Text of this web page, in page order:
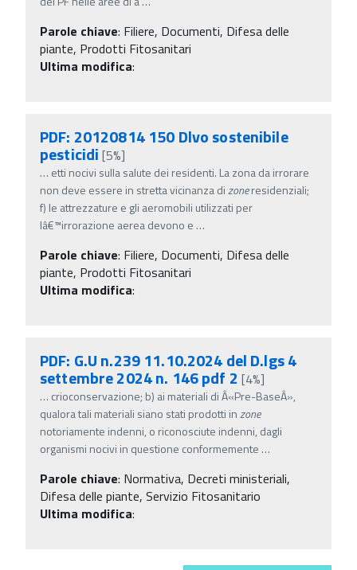
Parole chiave: Filiere, Documenti, Difesa delle
piante, Prodotti Fitosanitari
Ultima modifica:
PDF: 20120814 150 Dlvo sostenibile
pesticidi [5%]
… etti nocivi sulla salute dei residenti. La zona da irrorare
non deve essere in stretta vicinanza dizoneresidenziali;
f) le attrezzature e gli aeromobili utilizzati per
lâ€™irrorazione aerea devono e …
Parole chiave: Filiere, Documenti, Difesa delle
piante, Prodotti Fitosanitari
Ultima modifica:
PDF: G.U n.239 11.10.2024 del D.lgs 4
settembre 2024 n. 146 pdf 2 [4%]
… crioconservazione; b) ai materiali di Â«Pre-BaseÂ»,
qualora tali materiali siano stati prodotti inzone
notoriamente indenni, o riconosciute indenni, dagli
organismi nocivi in questione conformemente …
Parole chiave: Normativa, Decreti ministeriali,
Difesa delle piante, Servizio Fitosanitario
Ultima modifica: